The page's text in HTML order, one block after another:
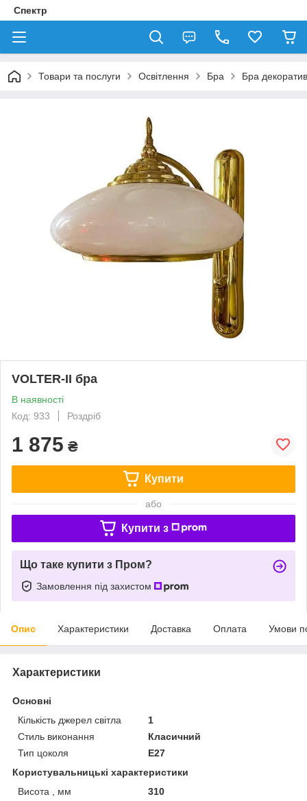
Спектр
Товари та послуги Освітлення Бра Бра
VOLTER-II бра
В наявності
Код: 933
Роздріб
1 875 ₴
Купити
або
Купити з
Що таке купити з Пром?
Замовлення під захистом
Опис Характеристики Доставка Оплата Умови
Характеристики
Основні
Кількість джерел світла
1
Стиль виконання
Класичний
Тип цоколя
E27
Користувальницькі характеристики
Висота , мм
310